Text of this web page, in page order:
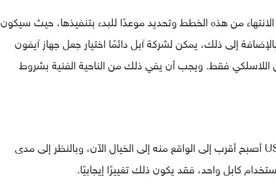
من هذه الخطط وتحديد موعدًا للبدء بتنفيذها، حيث سيكون
وبالإضافة إلى ذلك، يمكن لشركة آبل دائمًا اختيار جعل جهاز آيفون
اللاسلكي فقط. ويجب أن يفي ذلك من الناحية الفنية بشروط
في النهاية، فإن وجود جهاز آيفون بمنفذ USB-C أصبح أقرب إلى الواقع منه إلى الخيال الآن، وبالنظر إلى مدى
كابل واحد، فقد يكون ذلك تغييرًا إيجابيًا.